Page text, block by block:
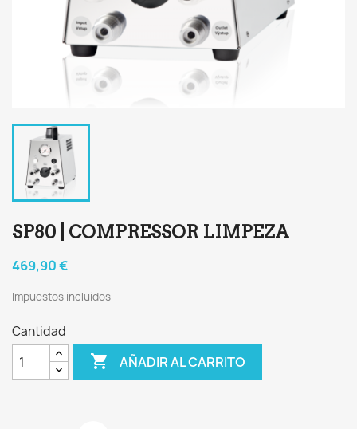
SP80 | COMPRESSOR LIMPEZA
469,90 €
Impuestos incluidos
Cantidad
 AÑADIR AL CARRITO